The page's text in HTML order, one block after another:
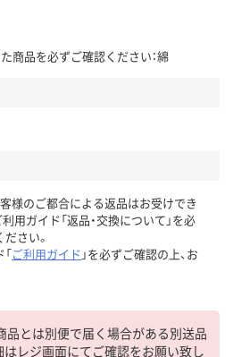
品を必ずご確認ください：綿
客様のご都合による返品はお受けでき
用ガイド「返品・交換について」を必
さい。
ご利用ガイド 」を必ずご確認の上、お
品とは別便で届く場合がある別送品
はレジ画面にてご確認をお願い致し